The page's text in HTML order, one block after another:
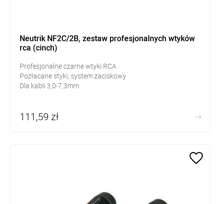
Neutrik NF2C/2B, zestaw profesjonalnych wtyków
rca (cinch)
Profesjonalne czarne wtyki RCA
Pozłacane styki, system zaciskowy
Dla kabli 3,0-7,3mm
111,59 zł